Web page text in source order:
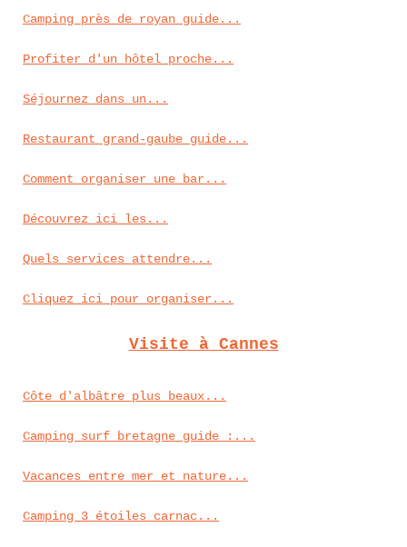
Camping près de royan guide...
Profiter d'un hôtel proche...
Séjournez dans un...
Restaurant grand-gaube guide...
Comment organiser une bar...
Découvrez ici les...
Quels services attendre...
Cliquez ici pour organiser...
Visite à Cannes
Côte d'albâtre plus beaux...
Camping surf bretagne guide :...
Vacances entre mer et nature...
Camping 3 étoiles carnac...